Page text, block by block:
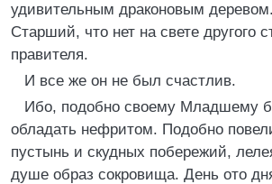
удивительным драконовым
Старший, что нет на свете другого
правителя.
И все же он не был счастлив.
Ибо, подобно своему Младшему
обладать нефритом. Подобно
пустынь и скудных побережий,
душе образ сокровища. День ото